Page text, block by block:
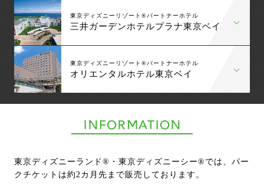
東京ディズニーリゾート®パートナーホテル
三井ガーデンホテルプラナ東京ベイ
東京ディズニーリゾート®パートナーホテル
オリエンタルホテル東京ベイ
INFORMATION
東京ディズニーランド®︎・東京ディズニーシー®︎では、パー
クチケットは約2カ月先まで販売しております。